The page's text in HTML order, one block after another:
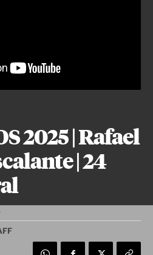
2025 | Rafael
| 24